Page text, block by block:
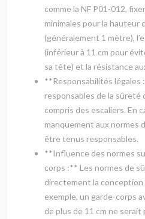
comme la NF P01-012,
minimales pour la hauteur
(généralement 1 mètre),
(inférieur à 11 cm pour
sa tête) et la résistance
**Responsabilités
responsables de la sûreté
compris des escaliers. En
manquement aux normes
être tenus responsables.
**Influence des normes
corps :** Les normes de
directement la conception
exemple, un garde-corps
de plus de 11 cm ne